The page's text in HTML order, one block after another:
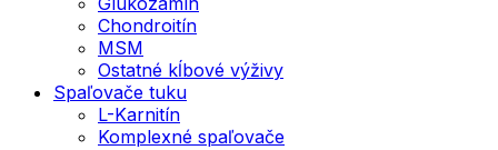
Chondroitín
MSM
Ostatné kĺbové výživy
Spaľovače tuku
L-Karnitín
Komplexné spaľovače